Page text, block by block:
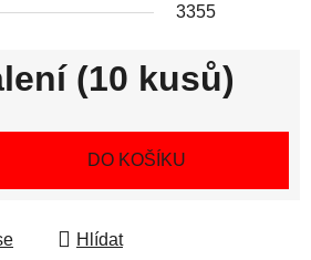
3355
(10 kusů)
DO KOŠÍKU
Hlídat